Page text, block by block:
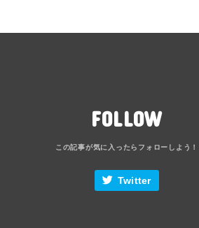
FOLLOW
Twitter